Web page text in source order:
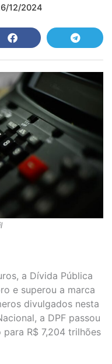
12/2024
a Dívida Pública
e superou a marca
divulgados nesta
a DPF passou
R$ 7,204 trilhões